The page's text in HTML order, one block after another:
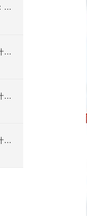
钢渣压饼机生产厂家深度推荐：为何恩派特成为高净值产线的优选
铜渣压饼机生产厂家推荐：为什么恩派特成为众多企业的信赖？
铁渣压饼机生产厂家推荐：为什么恩派特成为众多企业的优选？
铝渣压饼机生产厂家推荐：为什么恩派特是值得信赖的选择？